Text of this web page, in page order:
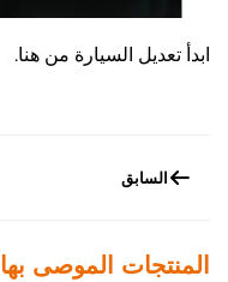
ابدأ تعديل السيارة من هنا.
السابق
المنتجات الموصى بها